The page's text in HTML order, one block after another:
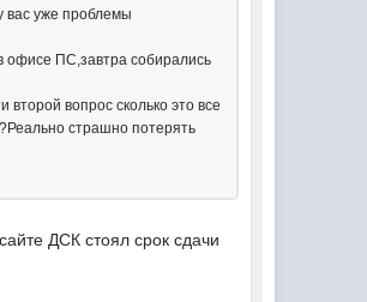
вас уже проблемы
офисе ПС,завтра собирались
вопрос сколько это все
страшно потерять
ДСК стоял срок сдачи